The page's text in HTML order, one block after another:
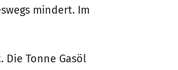
mindert. Im
Die Tonne Gasöl